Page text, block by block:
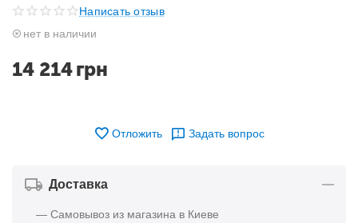
Написать отзыв
нет в наличии
14 214грн
Отложить Задать вопрос
Доставка
— Самовывоз из магазина в Киеве